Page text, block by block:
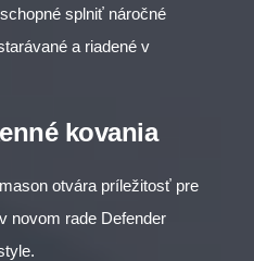
splniť náročné
a riadené v
kovania
otvára príležitosť pre
novom rade Defender